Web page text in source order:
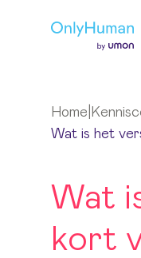
Home
Wat is het
Wat
kort